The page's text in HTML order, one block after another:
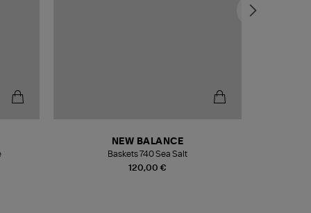
120,00 €
NEW BALANCE
Baskets 740 Sea Salt